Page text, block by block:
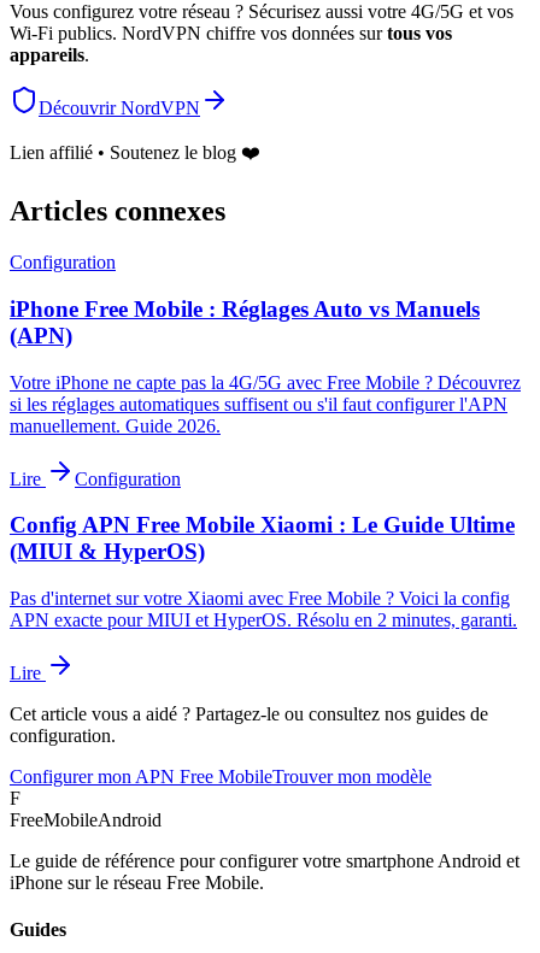
Vous configurez votre réseau ? Sécurisez aussi votre 4G/5G et vos
Wi-Fi publics. NordVPN chiffre vos données surtous vos
appareils.
Découvrir NordVPN
Lien affilié • Soutenez le blog ❤️
Articles connexes
Configuration
iPhone Free Mobile : Réglages Auto vs Manuels
(APN)
Votre iPhone ne capte pas la 4G/5G avec Free Mobile ? Découvrez
si les réglages automatiques suffisent ou s'il faut configurer l'APN
manuellement. Guide 2026.
Lire Configuration
Config APN Free Mobile Xiaomi : Le Guide Ultime
(MIUI & HyperOS)
Pas d'internet sur votre Xiaomi avec Free Mobile ? Voici la config
APN exacte pour MIUI et HyperOS. Résolu en 2 minutes, garanti.
Lire
Cet article vous a aidé ? Partagez-le ou consultez nos guides de
configuration.
Configurer mon APN Free MobileTrouver mon modèle
F
FreeMobileAndroid
Le guide de référence pour configurer votre smartphone Android et
iPhone sur le réseau Free Mobile.
Guides